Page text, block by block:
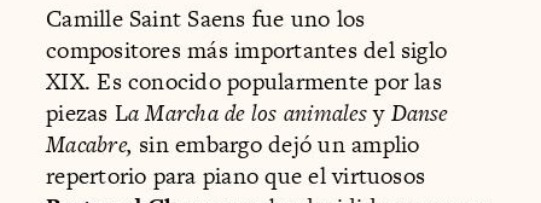
Camille Saint Saens fue uno los
compositores más importantes del siglo
XIX. Es conocido popularmente por las
piezas La Marcha de los animalesyDanse
Macabre, sin embargo dejó un amplio
repertorio para piano que el virtuosos